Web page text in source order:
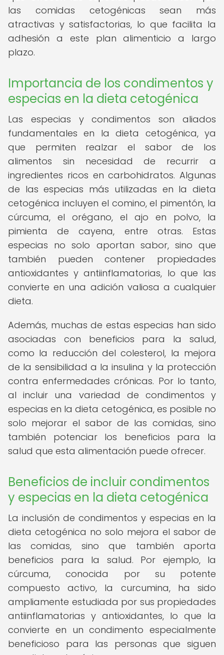
las comidas cetogénicas sean más
atractivas y satisfactorias, lo que facilita la
adhesión a este plan alimenticio a largo
plazo.
Importancia de los condimentos y
especias en la dieta cetogénica
Las especias y condimentos son aliados
fundamentales en la dieta cetogénica, ya
que permiten realzar el sabor de los
alimentos sin necesidad de recurrir a
ingredientes ricos en carbohidratos. Algunas
de las especias más utilizadas en la dieta
cetogénica incluyen el comino, el pimentón, la
cúrcuma, el orégano, el ajo en polvo, la
pimienta de cayena, entre otras. Estas
especias no solo aportan sabor, sino que
también pueden contener propiedades
antioxidantes y antiinflamatorias, lo que las
convierte en una adición valiosa a cualquier
dieta.
Además, muchas de estas especias han sido
asociadas con beneficios para la salud,
como la reducción del colesterol, la mejora
de la sensibilidad a la insulina y la protección
contra enfermedades crónicas. Por lo tanto,
al incluir una variedad de condimentos y
especias en la dieta cetogénica, es posible no
solo mejorar el sabor de las comidas, sino
también potenciar los beneficios para la
salud que esta alimentación puede ofrecer.
Beneficios de incluir condimentos
y especias en la dieta cetogénica
La inclusión de condimentos y especias en la
dieta cetogénica no solo mejora el sabor de
las comidas, sino que también aporta
beneficios para la salud. Por ejemplo, la
cúrcuma, conocida por su potente
compuesto activo, la curcumina, ha sido
ampliamente estudiada por sus propiedades
antiinflamatorias y antioxidantes, lo que la
convierte en un condimento especialmente
beneficioso para las personas que siguen